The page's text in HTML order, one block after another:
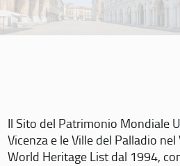
Il Sito del Patrimonio Mondiale
Vicenza e le Ville del Palladio
World Heritage List dal 1994,